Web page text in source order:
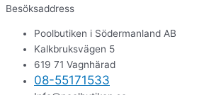
Besöksaddress
Poolbutiken i Södermanland AB
Kalkbruksvägen 5
619 71 Vagnhärad
08-55171533